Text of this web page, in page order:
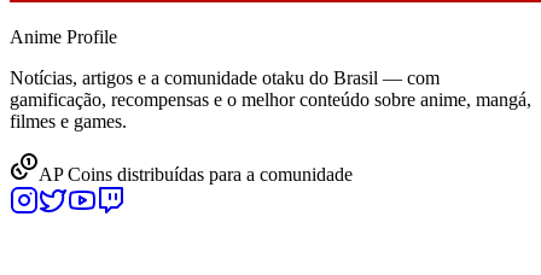
Anime Profile
Notícias, artigos e a comunidade otaku do Brasil — com
gamificação, recompensas e o melhor conteúdo sobre anime, mangá,
filmes e games.
AP Coins distribuídas para a comunidade